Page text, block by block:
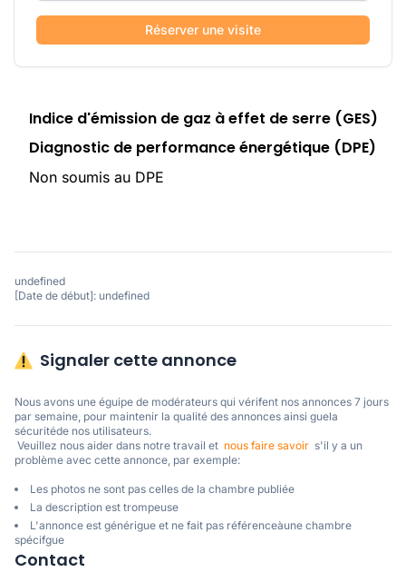
Réserver une visite
Indice d'émission de gaz à effet de serre (GES)
Diagnostic de performance énergétique (DPE)
Non soumis au DPE
undefined
[Date de début]: undefined
Signaler cette annonce
Nous avons une éguipe de modérateurs qui vérifent nos annonces 7 jours
par semaine, pour maintenir la qualité des annonces ainsi guela
sécuritéde nos utilisateurs.
Veuillez nous aider dans notre travail et nous faire savoir
  s'il y a un
problème avec cette annonce, par exemple:
Les photos ne sont pas celles de la chambre publiée
La description est trompeuse
L'annonce est générigue et ne fait pas référenceàune chambre
spécifgue
Contact